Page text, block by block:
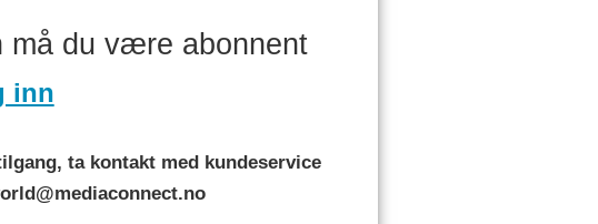
må du være abonnent
inn
ta kontakt med kundeservice